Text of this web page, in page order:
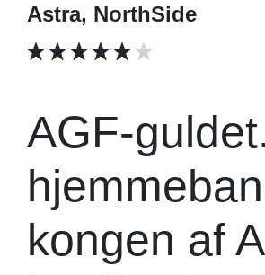
Astra, NorthSide
AGF-
kongen af